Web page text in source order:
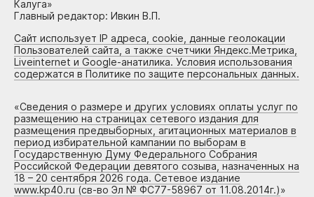
Калуга»
Главный редактор: Ивкин В.П.
Сайт использует IP адреса, cookie, данные геолокации
Пользователей сайта, а также счетчики Яндекс.Метрика,
Liveinternet и Google-анатилика. Условия использования
содержатся в Политике по защите персональных данных.
«Сведения о размере и других условиях оплаты услуг по
размещению на страницах сетевого издания для
размещения предвыборных, агитационных материалов в
период избирательной кампании по выборам в
Государственную Думу Федерального Собрания
Российской Федерации девятого созыва, назначенных на
18 – 20 сентября 2026 года. Сетевое издание
www.kp40.ru (св-во Эл № ФС77-58967 от 11.08.2014г.)»